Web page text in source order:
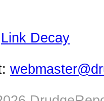
Link Decay